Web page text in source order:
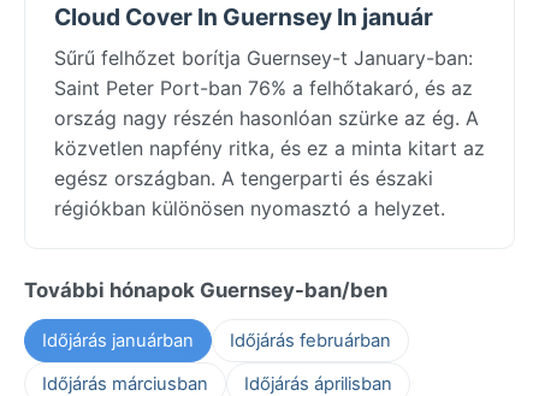
Cloud Cover In Guernsey In január
Sűrű felhőzet borítja Guernsey-t January-ban:
Saint Peter Port-ban 76% a felhőtakaró, és az
ország nagy részén hasonlóan szürke az ég. A
közvetlen napfény ritka, és ez a minta kitart az
egész országban. A tengerparti és északi
régiókban különösen nyomasztó a helyzet.
További hónapok Guernsey-ban/ben
Időjárás januárban
Időjárás februárban
Időjárás márciusban
Időjárás áprilisban